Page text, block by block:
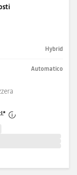
Hybrid
Automatico
*